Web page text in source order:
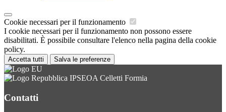
Cookie necessari per il funzionamento
I cookie necessari per il funzionamento non possono essere
disabilitati. È possibile consultare l'elenco nella pagina della cookie
policy.
Accetta tutti Salva le preferenze
IPSEOA Celletti Formia
Contatti